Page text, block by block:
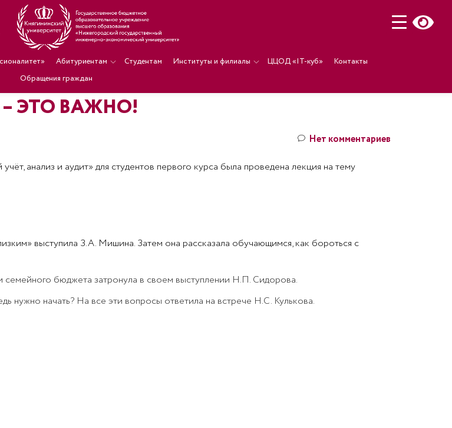
Абитуриентам Студентам Институты и филиалы ЦЦОД «IT-куб»
Контакты
Обращения граждан
ЭТО ВАЖНО!
Нет комментариев
анализ и аудит» для студентов первого курса была проведена лекция на тему
выступила З.А. Мишина. Затем она рассказала обучающимся, как бороться с
бюджета затронула в своем выступлении Н.П. Сидорова.
нужно начать? На все эти вопросы ответила на встрече Н.С. Кулькова.